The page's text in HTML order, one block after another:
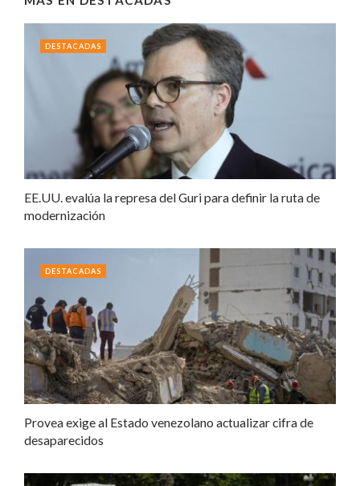
EE.UU. evalúa la represa del Guri para definir la ruta de
modernización
DESTACADAS
Provea exige al Estado venezolano actualizar cifra de
desaparecidos
DESTACADAS